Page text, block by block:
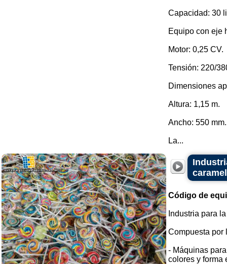
Capacidad: 30
Equipo con eje
Motor: 0,25 CV.
Tensión: 220/
Dimensiones
Altura: 1,15 m.
Ancho: 550 mm.
La...
Código de
Industria para
Compuesta por
- Máquinas
colores y forma